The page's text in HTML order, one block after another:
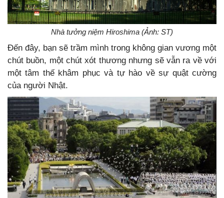
Nhà tưởng niệm Hiroshima (Ảnh: ST)
Đến đây, bạn sẽ trầm mình trong không gian vương một
chút buồn, một chút xót thương nhưng sẽ vẫn ra về với
một tâm thế khâm phục và tự hào về sự quật cường
của người Nhật.